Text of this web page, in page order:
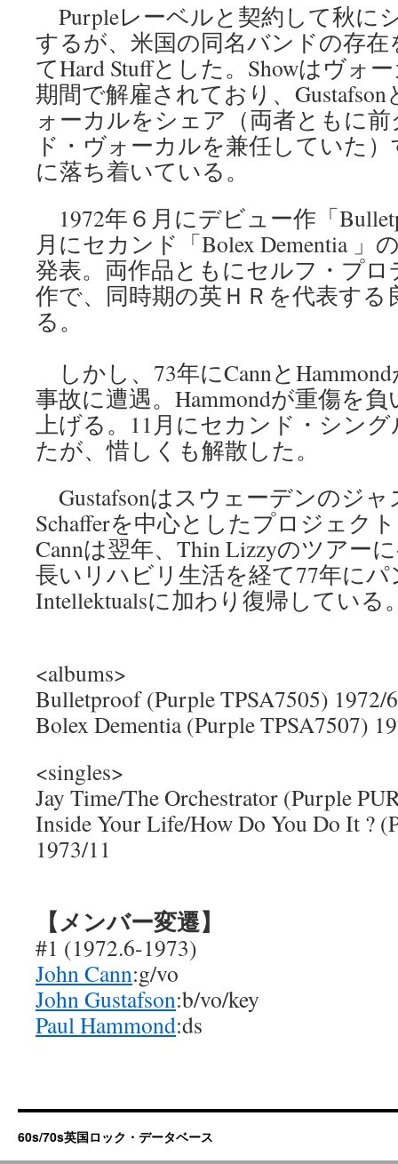
Purpleレーベルと契約して秋に
するが、米国の同名バンドの存
てHard Stuffとした。Showはヴォ
期間で解雇されており、
ォーカルをシェア（両者ともに
ド・ヴォーカルを兼任していた
に落ち着いている。
1972年６月にデビュー作「
月にセカンド「Bolex Dementia 」
発表。両作品ともにセルフ・プ
作で、同時期の英ＨＲを代表する
る。
しかし、73年にCannと
事故に遭遇。Hammondが重傷を
上げる。11月にセカンド・シン
たが、惜しくも解散した。
Gustafsonはスウェーデンのジャ
Schafferを中心としたプロジェク
Cannは翌年、Thin Lizzyのツアー
長いリハビリ生活を経て77年にパ
Intellektualsに加わり復帰している
<albums>
Bulletproof (Purple TPSA7505) 1972/6
Bolex Dementia (Purple TPSA7507)
<singles>
Jay Time/The Orchestrator (Purple
Inside Your Life/How Do You Do It ?
1973/11
【メンバー変遷】
#1 (1972.6-1973)
John Cann:g/vo
John Gustafson:b/vo/key
Paul Hammond:ds
60s/70s英国ロック・データベース